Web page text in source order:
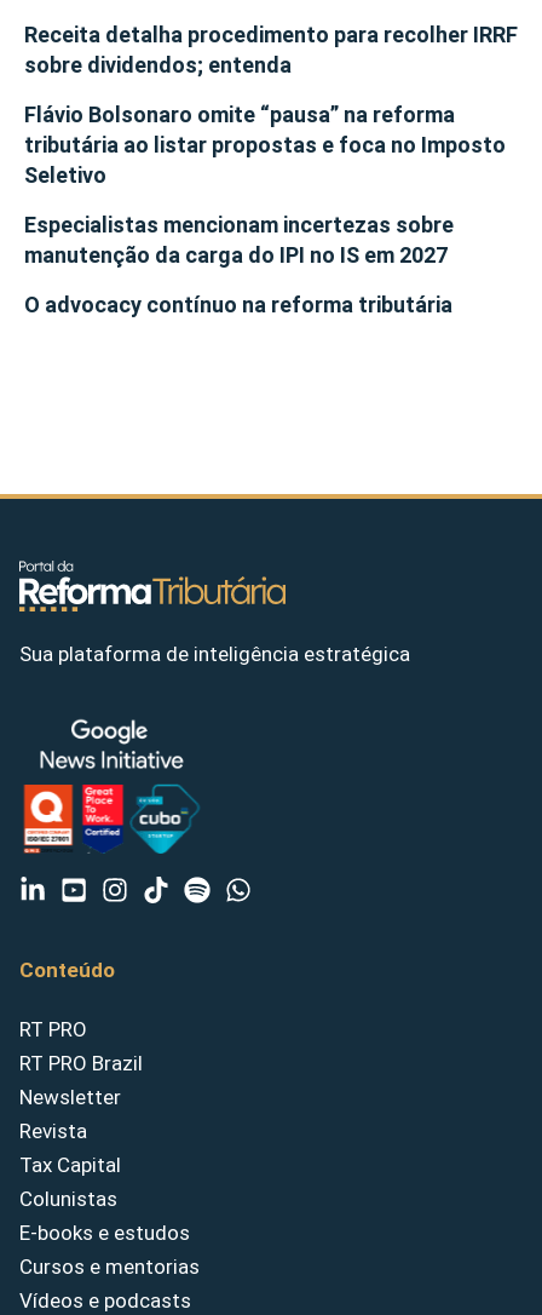
Receita detalha procedimento para recolher IRRF
sobre dividendos; entenda
Flávio Bolsonaro omite “pausa” na reforma
tributária ao listar propostas e foca no Imposto
Seletivo
Especialistas mencionam incertezas sobre
manutenção da carga do IPI no IS em 2027
O advocacy contínuo na reforma tributária
Sua plataforma de inteligência estratégica
Conteúdo
RT PRO
RT PRO Brazil
Newsletter
Revista
Tax Capital
Colunistas
E-books e estudos
Cursos e mentorias
Vídeos e podcasts